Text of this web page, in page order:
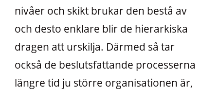
nivåer och skikt brukar den bestå av
och desto enklare blir de hierarkiska
dragen att urskilja. Därmed så tar
också de beslutsfattande processerna
längre tid ju större organisationen är,